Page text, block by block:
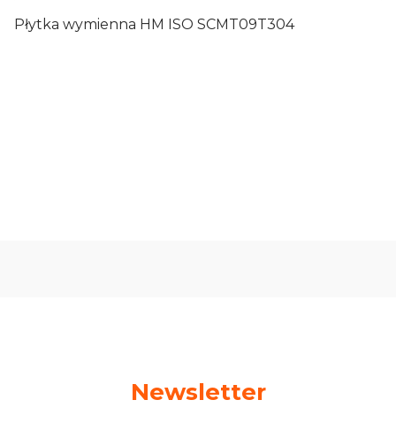
Płytka wymienna HM ISO SCMT09T304
Newsletter